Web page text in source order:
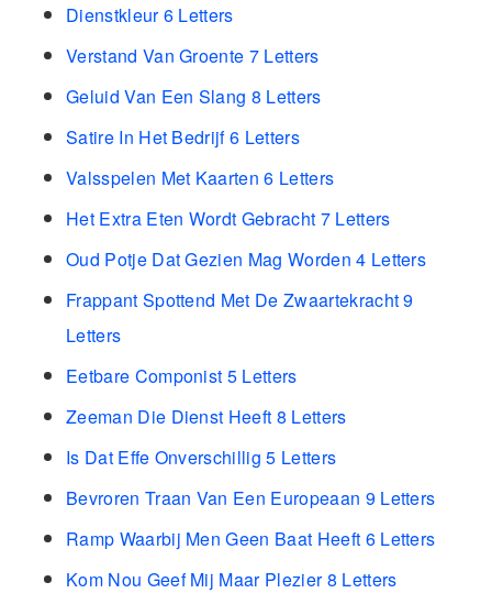
Dienstkleur 6 Letters
Verstand Van Groente 7 Letters
Geluid Van Een Slang 8 Letters
Satire In Het Bedrijf 6 Letters
Valsspelen Met Kaarten 6 Letters
Het Extra Eten Wordt Gebracht 7 Letters
Oud Potje Dat Gezien Mag Worden 4 Letters
Frappant Spottend Met De Zwaartekracht 9
Letters
Eetbare Componist 5 Letters
Zeeman Die Dienst Heeft 8 Letters
Is Dat Effe Onverschillig 5 Letters
Bevroren Traan Van Een Europeaan 9 Letters
Ramp Waarbij Men Geen Baat Heeft 6 Letters
Kom Nou Geef Mij Maar Plezier 8 Letters